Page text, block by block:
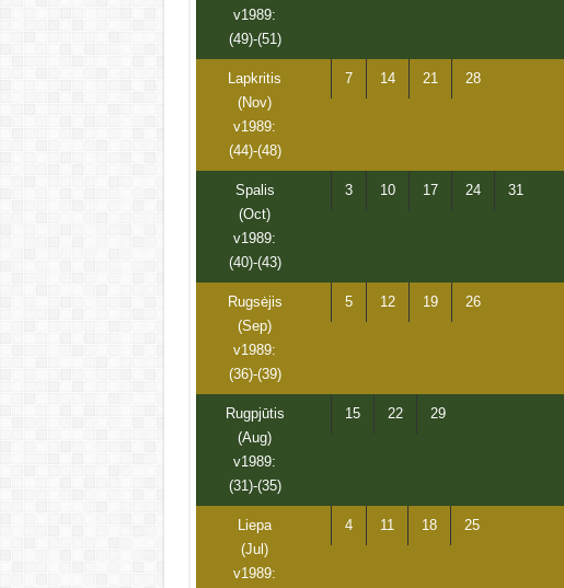
v1989:
(49)-(51)
Lapkritis
(Nov)
v1989:
(44)-(48)
7 14 21 28
Spalis
(Oct)
v1989:
(40)-(43)
3 10 17 24 31
Rugsėjis
(Sep)
v1989:
(36)-(39)
5 12 19 26
Rugpjūtis
(Aug)
v1989:
(31)-(35)
15 22 29
Liepa
(Jul)
v1989:
4 11 18 25